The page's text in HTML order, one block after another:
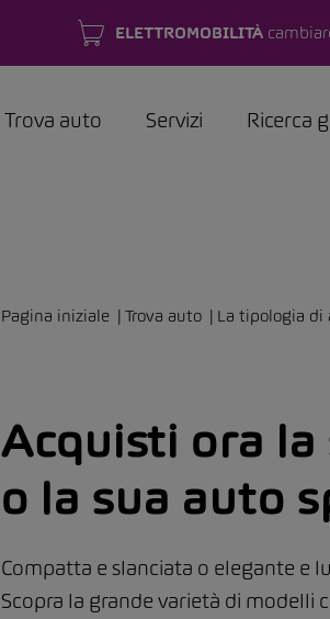
ELETTROMOBILITÀ
Trova auto Servizi Ricerca
Pagina iniziale Trova auto La tipologia di
Acquisti ora la
o la sua auto
Compatta e slanciata o elegante e
Scopra la grande varietà di modelli